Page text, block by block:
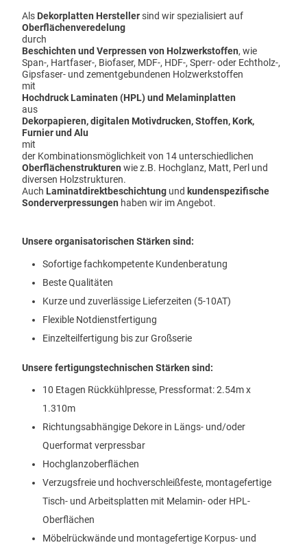
Plattenkonfektionierung
Über uns
Kontakt
Impressum
Als Dekorplatten Herstellersind wir spezialisiert auf
Oberflächenveredelung
durch
Beschichten und Verpressen von Holzwerkstoffen, wie
Span-, Hartfaser-, Biofaser, MDF-, HDF-, Sperr- oder Echtholz-,
Gipsfaser- und zementgebundenen Holzwerkstoffen
mit
Hochdruck Laminaten (HPL) und Melaminplatten
aus
Dekorpapieren, digitalen Motivdrucken, Stoffen, Kork,
Furnier und Alu
mit
der Kombinationsmöglichkeit von 14 unterschiedlichen
Oberflächenstrukturen wie z.B. Hochglanz, Matt, Perl und
diversen Holzstrukturen.
Auch Laminatdirektbeschichtung und kundenspezifische
Sonderverpressungen haben wir im Angebot.
Unsere organisatorischen Stärken sind:
Sofortige fachkompetente Kundenberatung
Beste Qualitäten
Kurze und zuverlässige Lieferzeiten (5-10AT)
Flexible Notdienstfertigung
Einzelteilfertigung bis zur Großserie
Unsere fertigungstechnischen Stärken sind:
10 Etagen Rückkühlpresse, Pressformat: 2.54m x
1.310m
Richtungsabhängige Dekore in Längs- und/oder
Querformat verpressbar
Hochglanzoberflächen
Verzugsfreie und hochverschleißfeste, montagefertige
Tisch- und Arbeitsplatten mit Melamin- oder HPL-
Oberflächen
Möbelrückwände und montagefertige Korpus- und